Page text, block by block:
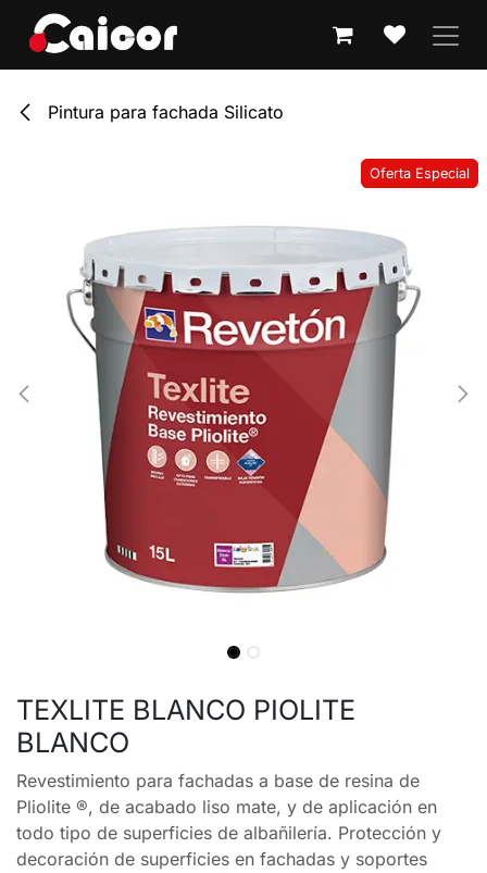
Pintura para fachada Silicato
Oferta Especial
Oferta Especial
TEXLITE BLANCO PIOLITE
BLANCO
Revestimiento para fachadas a base de resina de
Pliolite ®, de acabado liso mate, y de aplicación en
todo tipo de superficies de albañilería. Protección y
decoración de superficies en fachadas y soportes